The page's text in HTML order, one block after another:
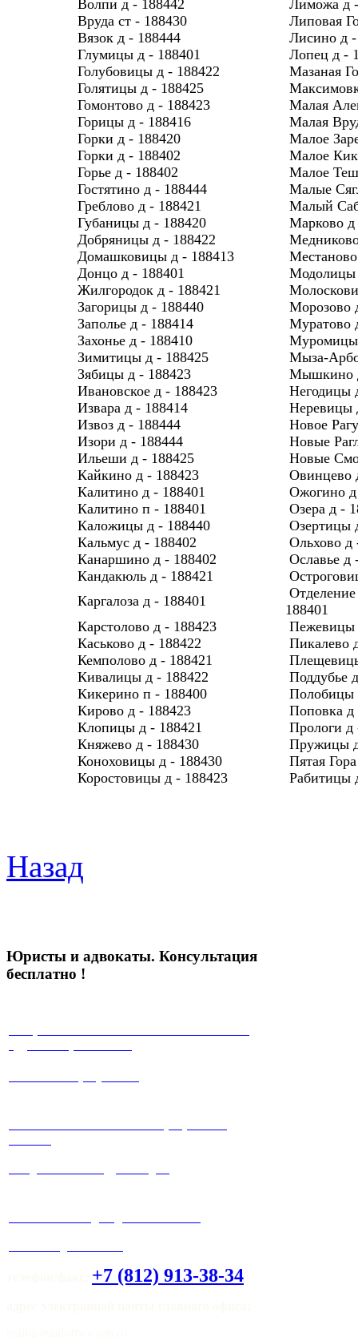
Волпи д - 188442
Лиможа д
Вруда ст - 188430
Липовая
Вязок д - 188444
Лисино д -
Глумицы д - 188401
Лопец д -
Голубовицы д - 188422
Мазаная
Голятицы д - 188425
Гомонтово д - 188423
Малая
Горицы д - 188416
Малая
Горки д - 188420
Малое
Горки д - 188402
Малое
Горье д - 188402
Малое
Гостятино д - 188444
Малые
Греблово д - 188421
Малый
Губаницы д - 188420
Марково д
Добряницы д - 188422
Домашковицы д - 188413
Донцо д - 188401
Модолицы
Жилгородок д - 188421
Загорицы д - 188440
Морозово
Заполье д - 188414
Муратово
Захонье д - 188410
Муромицы
Зимитицы д - 188425
Мыза-
Зябицы д - 188423
Мышкино
Ивановское д - 188423
Негодицы
Извара д - 188414
Неревицы
Извоз д - 188444
Новое
Изори д - 188444
Новые
Ильеши д - 188425
Новые
Кайкино д - 188423
Овинцево
Калитино д - 188401
Ожогино д
Калитино п - 188401
Озера д -
Каложицы д - 188440
Озертицы
Кальмус д - 188402
Ольхово д
Канаршино д - 188402
Ославье д
Кандакюль д - 188421
Каргалоза д - 188401
188401
Карстолово д - 188423
Пежевицы
Каськово д - 188422
Пикалево
Кемполово д - 188421
Кивалицы д - 188422
Поддубье
Кикерино п - 188400
Полобицы
Кирово д - 188423
Поповка д
Клопицы д - 188421
Прологи д
Княжево д - 188430
Пружицы
Коноховицы д - 188430
Пятая
Коростовицы д - 188423
Рабитицы
Назад
Юристы и адвокаты. Консультация
бесплатно !
+7 (812) 913-38-34